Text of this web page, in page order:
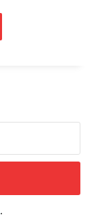
.